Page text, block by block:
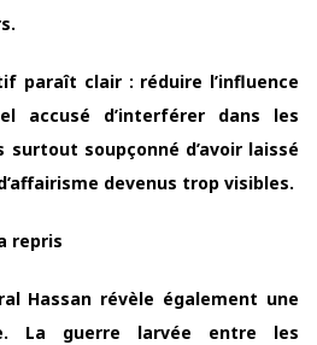
paraît clair : réduire l’influence
accusé d’interférer dans les
soupçonné d’avoir laissé
devenus trop visibles.
repris
Hassan révèle également une
La guerre larvée entre les